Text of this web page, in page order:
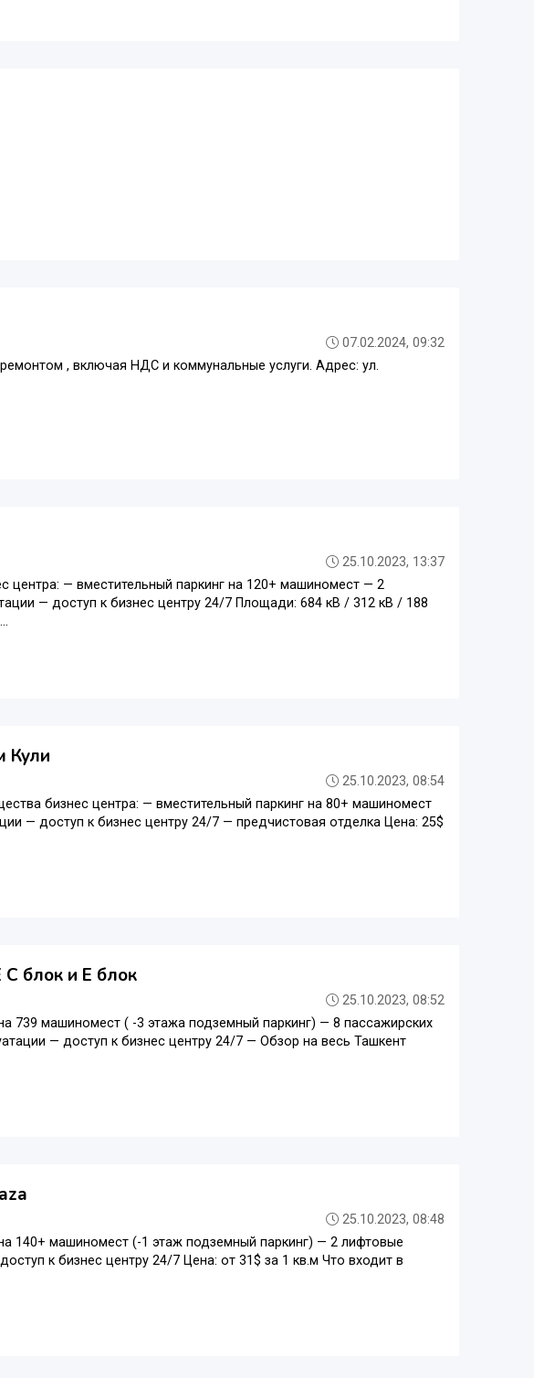
07.02.2024, 09:32
, включая НДС и коммунальные услуги. Адрес: ул.
25.10.2023, 13:37
центра: — вместительный паркинг на 120+ машиномест — 2
— доступ к бизнес центру 24/7 Площади: 684 кВ / 312 кВ / 188
Кули
25.10.2023, 08:54
бизнес центра: — вместительный паркинг на 80+ машиномест
— доступ к бизнес центру 24/7 — предчистовая отделка Цена: 25$
блок и Е блок
25.10.2023, 08:52
739 машиномест ( -3 этажа подземный паркинг) — 8 пассажирских
— доступ к бизнес центру 24/7 — Обзор на весь Ташкент
25.10.2023, 08:48
140+ машиномест (-1 этаж подземный паркинг) — 2 лифтовые
к бизнес центру 24/7 Цена: от 31$ за 1 кв.м Что входит в